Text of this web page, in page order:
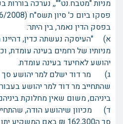
מניות "מטבח.נט"",, נערכה בוררות
פסקו ביום כ' סיון תשס"ח (11/6/2008).
בפסק הדין נאמר, בין היתר:
א) "העיסקה נעשתה כדין,
מניותיו של רחמים בעינה עומדת,
יהושע לאחיעד בעינה עומדת.
שהתחייב מר דוד למר יהושע
ביניהם, משום שאין מחלוקת
ד) מכיוון שיהושע הודה,